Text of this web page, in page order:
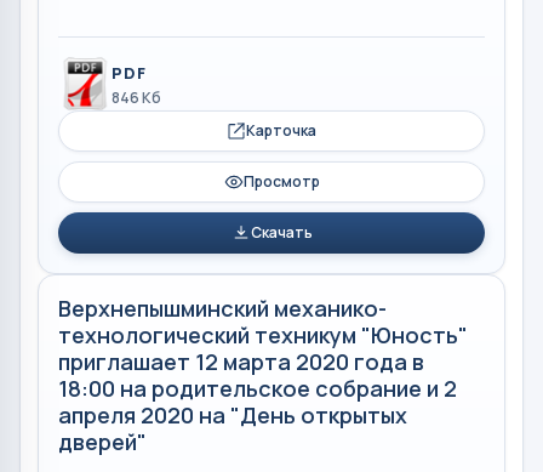
PDF
846 Кб
Карточка
Просмотр
Скачать
Верхнепышминский механико-
технологический техникум "Юность"
приглашает 12 марта 2020 года в
18:00 на родительское собрание и 2
апреля 2020 на "День открытых
дверей"